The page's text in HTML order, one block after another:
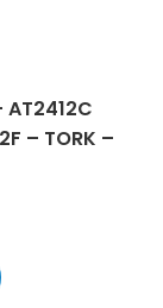
AT2412C
– TORK –